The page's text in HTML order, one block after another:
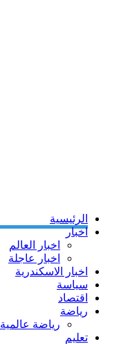
الرئيسية
اخبار
اخبار العالم
اخبار عاجلة
اخبار الاسكندرية
سياسة
اقتصاد
رياضة
رياضة عالمية
تعليم